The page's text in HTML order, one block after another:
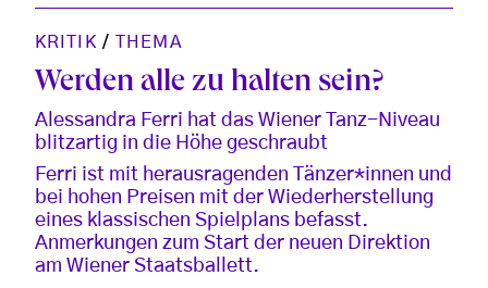
KRITIK / THEMA
Werden alle zu halten sein?
Alessandra Ferri hat das Wiener Tanz-Niveau
blitzartig in die Höhe geschraubt
Ferri ist mit herausragenden Tänzer*innen und
bei hohen Preisen mit der Wiederherstellung
eines klassischen Spielplans befasst.
Anmerkungen zum Start der neuen Direktion
am Wiener Staatsballett.